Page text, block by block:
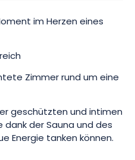
im Herzen eines
Zimmer rund um eine
geschützten und intimen
der Sauna und des
Energie tanken können.